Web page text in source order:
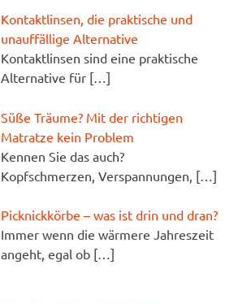
Kontaktlinsen, die praktische und
unauffällige Alternative
Kontaktlinsen sind eine praktische
Alternative für […]
Süße Träume? Mit der richtigen
Matratze kein Problem
Kennen Sie das auch?
Kopfschmerzen, Verspannungen, […]
Picknickkörbe – was ist drin und dran?
Immer wenn die wärmere Jahreszeit
angeht, egal ob […]